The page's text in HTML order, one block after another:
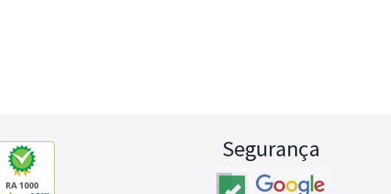
RA 1000
Segurança